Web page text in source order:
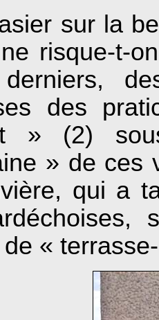
sur la
risque-t-
des
» (2)
» de ces
qui a
«